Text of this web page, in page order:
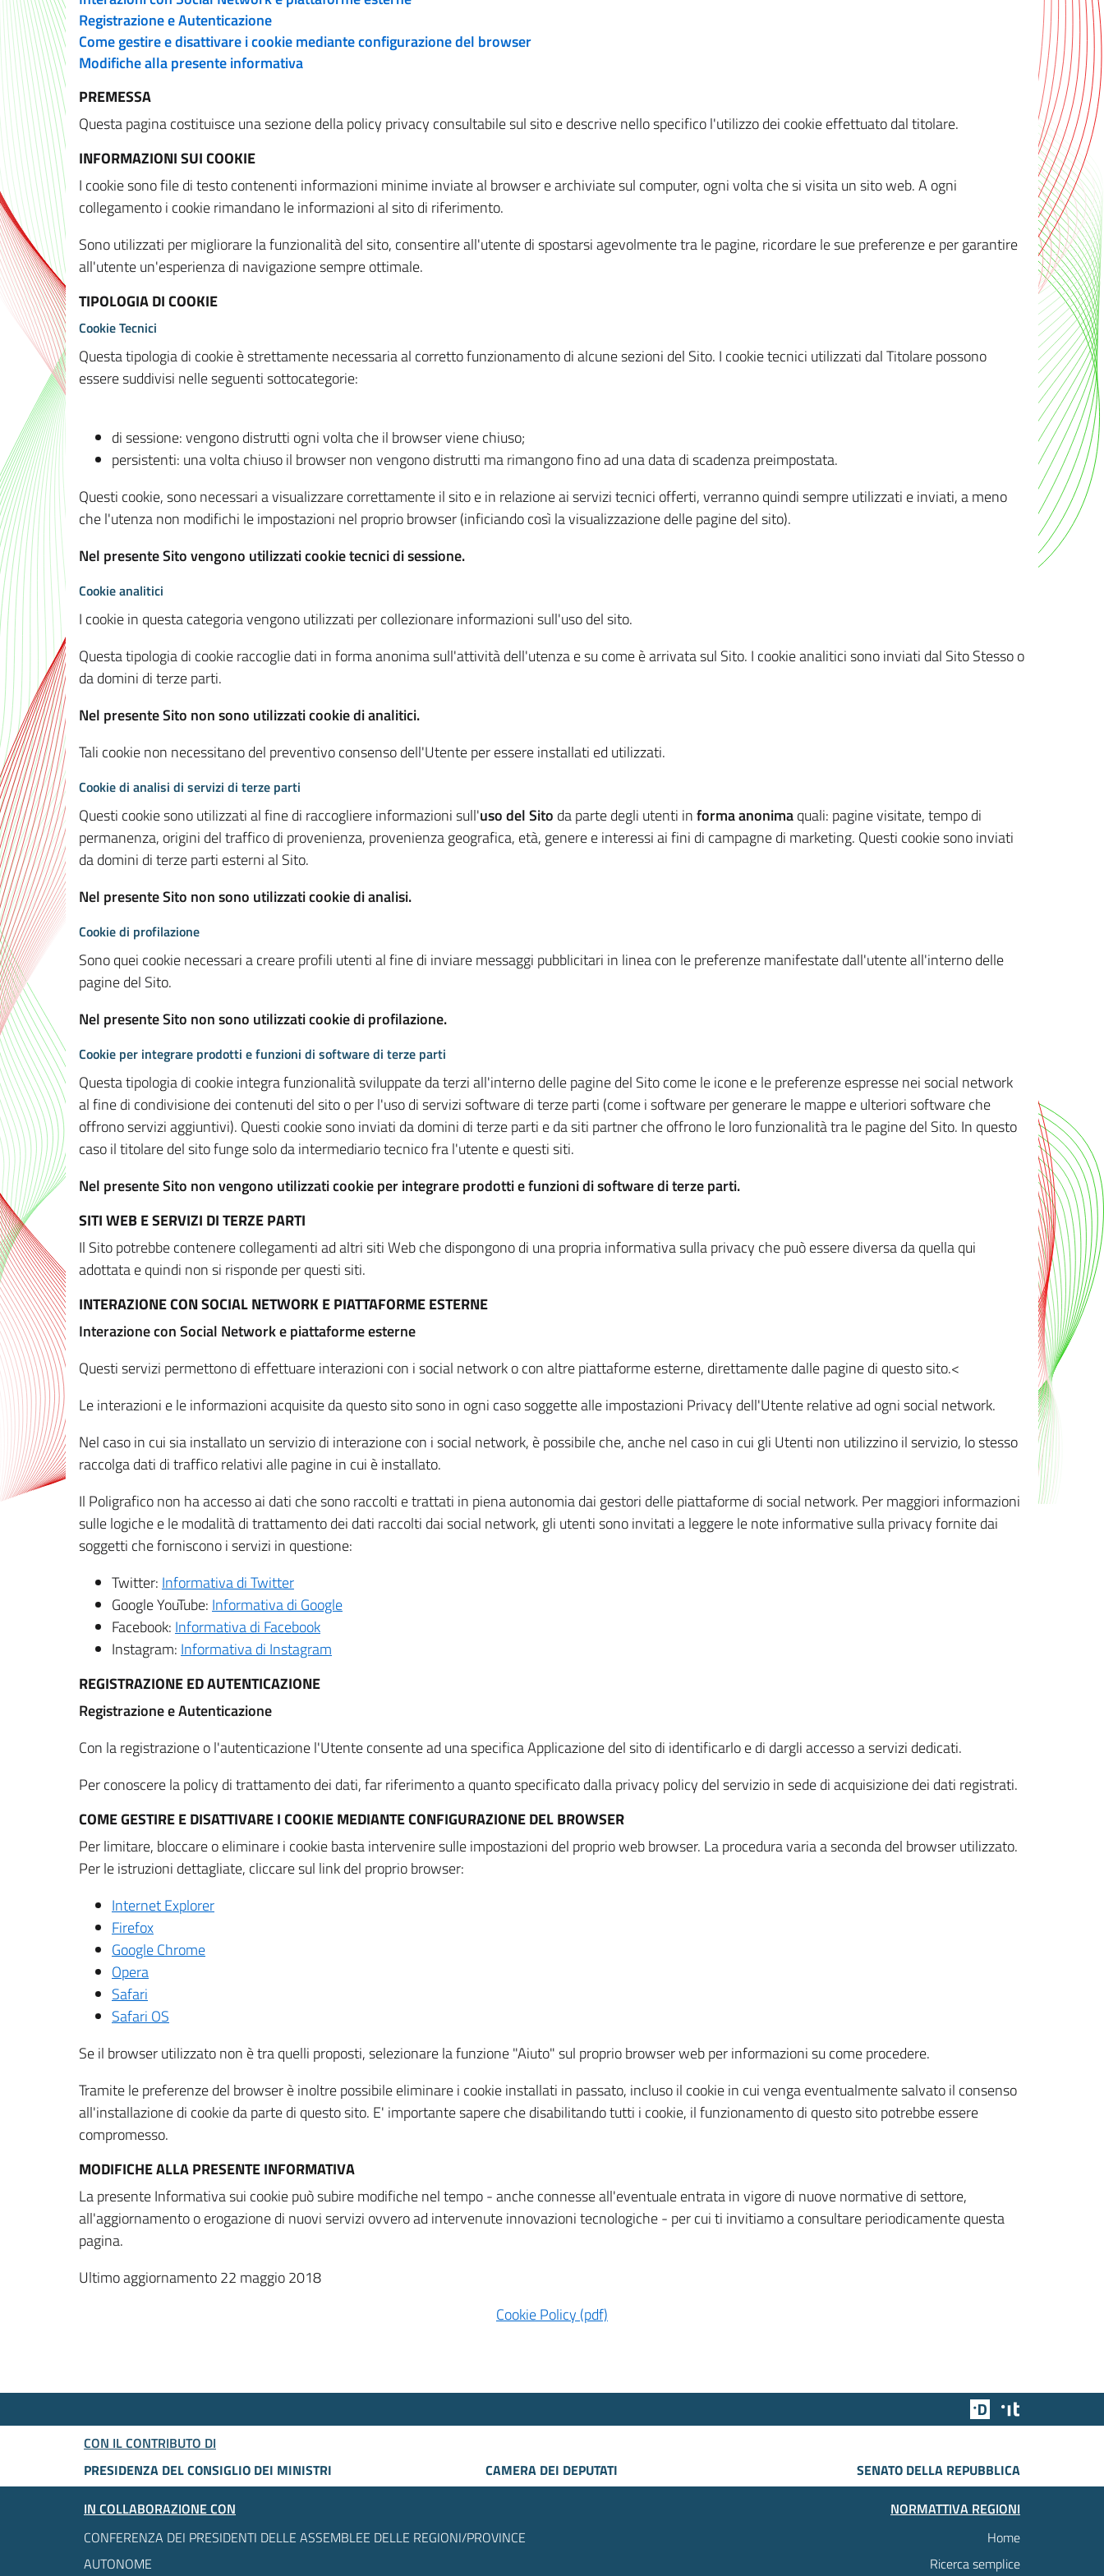
Registrazione e Autenticazione
Come gestire e disattivare i cookie mediante configurazione del browser
Modifiche alla presente informativa
PREMESSA
Questa pagina costituisce una sezione della policy privacy consultabile sul sito e descrive nello specifico l'utilizzo dei cookie effettuato dal titolare.
INFORMAZIONI SUI COOKIE
I cookie sono file di testo contenenti informazioni minime inviate al browser e archiviate sul computer, ogni volta che si visita un sito web. A ogni
collegamento i cookie rimandano le informazioni al sito di riferimento.
Sono utilizzati per migliorare la funzionalità del sito, consentire all'utente di spostarsi agevolmente tra le pagine, ricordare le sue preferenze e per garantire
all'utente un'esperienza di navigazione sempre ottimale.
TIPOLOGIA DI COOKIE
Cookie Tecnici
Questa tipologia di cookie è strettamente necessaria al corretto funzionamento di alcune sezioni del Sito. I cookie tecnici utilizzati dal Titolare possono
essere suddivisi nelle seguenti sottocategorie:
di sessione: vengono distrutti ogni volta che il browser viene chiuso;
persistenti: una volta chiuso il browser non vengono distrutti ma rimangono fino ad una data di scadenza preimpostata.
Questi cookie, sono necessari a visualizzare correttamente il sito e in relazione ai servizi tecnici offerti, verranno quindi sempre utilizzati e inviati, a meno
che l'utenza non modifichi le impostazioni nel proprio browser (inficiando così la visualizzazione delle pagine del sito).
Nel presente Sito vengono utilizzati cookie tecnici di sessione.
Cookie analitici
I cookie in questa categoria vengono utilizzati per collezionare informazioni sull'uso del sito.
Questa tipologia di cookie raccoglie dati in forma anonima sull'attività dell'utenza e su come è arrivata sul Sito. I cookie analitici sono inviati dal Sito Stesso o
da domini di terze parti.
Nel presente Sito non sono utilizzati cookie di analitici.
Tali cookie non necessitano del preventivo consenso dell'Utente per essere installati ed utilizzati.
Cookie di analisi di servizi di terze parti
Questi cookie sono utilizzati al fine di raccogliere informazioni sull'uso del Sito da parte degli utenti informa anonimaquali: pagine visitate, tempo di
permanenza, origini del traffico di provenienza, provenienza geografica, età, genere e interessi ai fini di campagne di marketing. Questi cookie sono inviati
da domini di terze parti esterni al Sito.
Nel presente Sito non sono utilizzati cookie di analisi.
Cookie di profilazione
Sono quei cookie necessari a creare profili utenti al fine di inviare messaggi pubblicitari in linea con le preferenze manifestate dall'utente all'interno delle
pagine del Sito.
Nel presente Sito non sono utilizzati cookie di profilazione.
Cookie per integrare prodotti e funzioni di software di terze parti
Questa tipologia di cookie integra funzionalità sviluppate da terzi all'interno delle pagine del Sito come le icone e le preferenze espresse nei social network
al fine di condivisione dei contenuti del sito o per l'uso di servizi software di terze parti (come i software per generare le mappe e ulteriori software che
offrono servizi aggiuntivi). Questi cookie sono inviati da domini di terze parti e da siti partner che offrono le loro funzionalità tra le pagine del Sito. In questo
caso il titolare del sito funge solo da intermediario tecnico fra l'utente e questi siti.
Nel presente Sito non vengono utilizzati cookie per integrare prodotti e funzioni di software di terze parti.
SITI WEB E SERVIZI DI TERZE PARTI
Il Sito potrebbe contenere collegamenti ad altri siti Web che dispongono di una propria informativa sulla privacy che può essere diversa da quella qui
adottata e quindi non si risponde per questi siti.
INTERAZIONE CON SOCIAL NETWORK E PIATTAFORME ESTERNE
Interazione con Social Network e piattaforme esterne
Questi servizi permettono di effettuare interazioni con i social network o con altre piattaforme esterne, direttamente dalle pagine di questo sito.<
Le interazioni e le informazioni acquisite da questo sito sono in ogni caso soggette alle impostazioni Privacy dell'Utente relative ad ogni social network.
Nel caso in cui sia installato un servizio di interazione con i social network, è possibile che, anche nel caso in cui gli Utenti non utilizzino il servizio, lo stesso
raccolga dati di traffico relativi alle pagine in cui è installato.
Il Poligrafico non ha accesso ai dati che sono raccolti e trattati in piena autonomia dai gestori delle piattaforme di social network. Per maggiori informazioni
sulle logiche e le modalità di trattamento dei dati raccolti dai social network, gli utenti sono invitati a leggere le note informative sulla privacy fornite dai
soggetti che forniscono i servizi in questione:
Twitter: Informativa di Twitter
Google YouTube: Informativa di Google
Facebook: Informativa di Facebook
Instagram: Informativa di Instagram
REGISTRAZIONE ED AUTENTICAZIONE
Registrazione e Autenticazione
Con la registrazione o l'autenticazione l'Utente consente ad una specifica Applicazione del sito di identificarlo e di dargli accesso a servizi dedicati.
Per conoscere la policy di trattamento dei dati, far riferimento a quanto specificato dalla privacy policy del servizio in sede di acquisizione dei dati registrati.
COME GESTIRE E DISATTIVARE I COOKIE MEDIANTE CONFIGURAZIONE DEL BROWSER
Per limitare, bloccare o eliminare i cookie basta intervenire sulle impostazioni del proprio web browser. La procedura varia a seconda del browser utilizzato.
Per le istruzioni dettagliate, cliccare sul link del proprio browser:
Internet Explorer
Firefox
Google Chrome
Opera
Safari
Safari OS
Se il browser utilizzato non è tra quelli proposti, selezionare la funzione "Aiuto" sul proprio browser web per informazioni su come procedere.
Tramite le preferenze del browser è inoltre possibile eliminare i cookie installati in passato, incluso il cookie in cui venga eventualmente salvato il consenso
all'installazione di cookie da parte di questo sito. E' importante sapere che disabilitando tutti i cookie, il funzionamento di questo sito potrebbe essere
compromesso.
MODIFICHE ALLA PRESENTE INFORMATIVA
La presente Informativa sui cookie può subire modifiche nel tempo - anche connesse all'eventuale entrata in vigore di nuove normative di settore,
all'aggiornamento o erogazione di nuovi servizi ovvero ad intervenute innovazioni tecnologiche - per cui ti invitiamo a consultare periodicamente questa
pagina.
Ultimo aggiornamento 22 maggio 2018
Cookie Policy (pdf)
Team Digitale
CON IL CONTRIBUTO DI
PRESIDENZA DEL CONSIGLIO DEI MINISTRI
CAMERA DEI DEPUTATI
SENATO DELLA REPUBBLICA
IN COLLABORAZIONE CON
CONFERENZA DEI PRESIDENTI DELLE ASSEMBLEE DELLE REGIONI/PROVINCE
AUTONOME
NORMATTIVA REGIONI
Home
Ricerca semplice